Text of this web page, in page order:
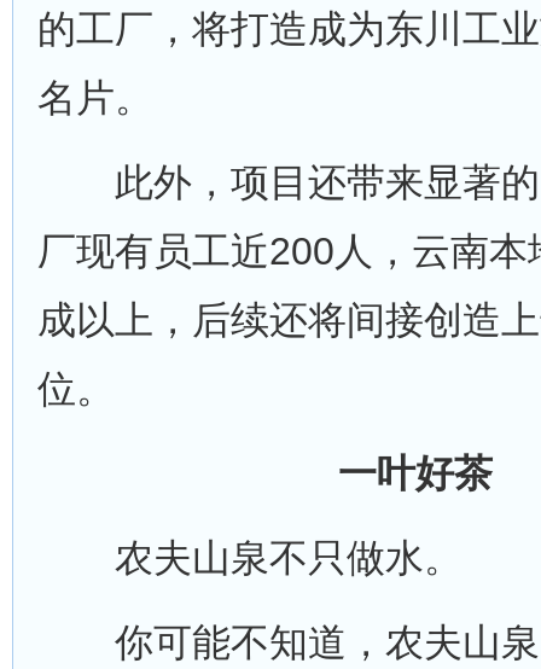
的工厂，将打造成为东川工
名片。
此外，项目还带来显著的
厂现有员工近200人，云南
成以上，后续还将间接创造
位。
一叶好茶
农夫山泉不只做水。
你可能不知道，农夫山泉